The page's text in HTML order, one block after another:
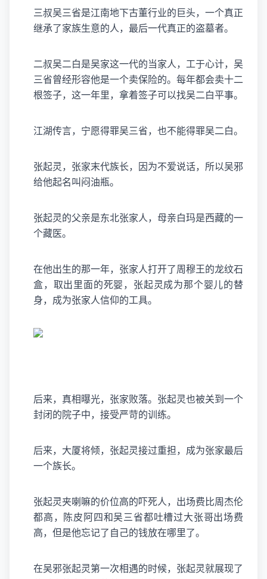
三叔吴三省是江南地下古董行业的巨头，一个真正
继承了家族生意的人，最后一代真正的盗墓者。
二叔吴二白是吴家这一代的当家人，工于心计，吴
三省曾经形容他是一个卖保险的。每年都会卖十二
根签子，这一年里，拿着签子可以找吴二白平事。
江湖传言，宁愿得罪吴三省，也不能得罪吴二白。
张起灵，张家末代族长，因为不爱说话，所以吴邪
给他起名叫闷油瓶。
张起灵的父亲是东北张家人，母亲白玛是西藏的一
个藏医。
在他出生的那一年，张家人打开了周穆王的龙纹石
盒，取出里面的死婴，张起灵成为那个婴儿的替
身，成为张家人信仰的工具。
后来，真相曝光，张家败落。张起灵也被关到一个
封闭的院子中，接受严苛的训练。
后来，大厦将倾，张起灵接过重担，成为张家最后
一个族长。
张起灵夹喇嘛的价位高的吓死人，出场费比周杰伦
都高，陈皮阿四和吴三省都吐槽过大张哥出场费
高，但是他忘记了自己的钱放在哪里了。
在吴邪张起灵第一次相遇的时候，张起灵就展现了